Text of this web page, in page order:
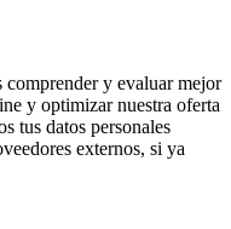
comprender y evaluar mejor
y optimizar nuestra oferta
tus datos personales
externos, si ya